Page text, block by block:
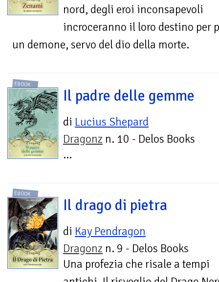
nord, degli eroi inconsapevoli
incroceranno il loro destino per
un demone, servo del dio della morte.
EBOOK
Il padre delle gemme
di Lucius Shepard
Dragonz n. 10 - Delos Books
...
EBOOK
Il drago di pietra
di Kay Pendragon
Dragonz n. 9 - Delos Books
Una profezia che risale a tempi